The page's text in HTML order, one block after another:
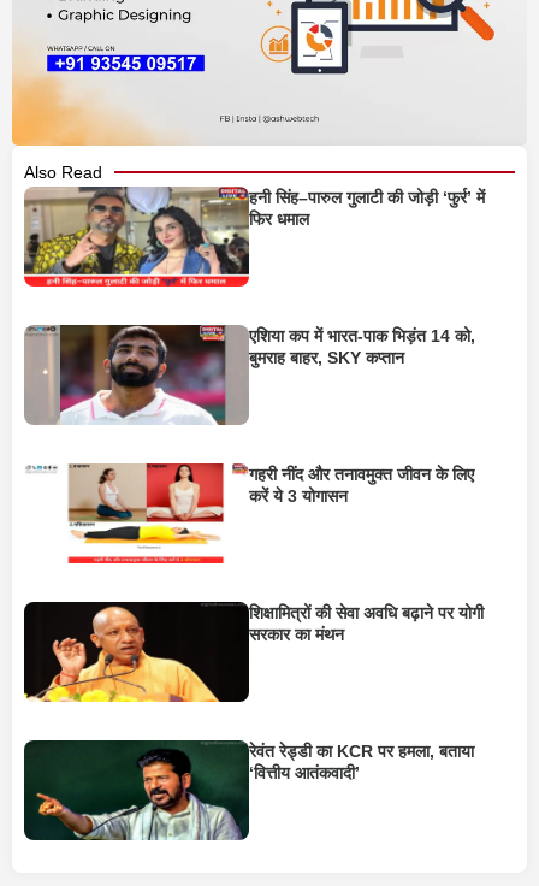
Also Read
हनी सिंह–पारुल गुलाटी की जोड़ी ‘फुर्र’ में
फिर धमाल
एशिया कप में भारत-पाक भिड़ंत 14 को,
बुमराह बाहर, SKY कप्तान
गहरी नींद और तनावमुक्त जीवन के लिए
करें ये 3 योगासन
शिक्षामित्रों की सेवा अवधि बढ़ाने पर योगी
सरकार का मंथन
रेवंत रेड्डी का KCR पर हमला, बताया
‘वित्तीय आतंकवादी’